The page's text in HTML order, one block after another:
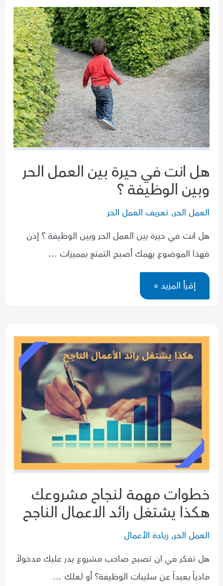
هل انت في حيرة بين العمل الحر
وبين الوظيفة ؟
العمل الحر, تعريف العمل الحر
هل انت في حيرة بين العمل الحر وبين الوظيفة ؟ إذن
فهذا الموضوع يهمك أصبح التمتع بمميزات …
هل
انت
في
حيرة
وبين
الوظيفة
؟
إقرأ المزيد »
خطوات مهمة لنجاح مشروعك
هكذا يشتغل رائد الاعمال الناجح
العمل الحر, ريادة الأعمال
هل تفكر في ان تصبح صاحب مشروع يدر عليك مدخولاً
مادياً بعيداً عن سليبات الوظيفة؟ أو لعلك …